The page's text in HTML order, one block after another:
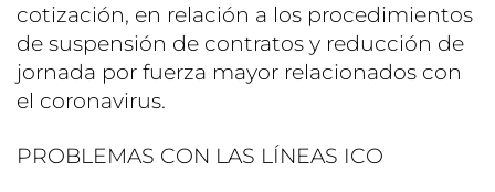
cotización, en relación a los procedimientos
de suspensión de contratos y reducción de
jornada por fuerza mayor relacionados con
el coronavirus.
PROBLEMAS CON LAS LÍNEAS ICO